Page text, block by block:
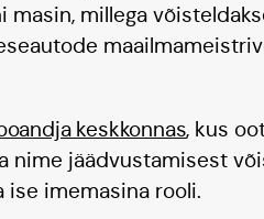
millega
keskkonnas, kus
nime jäädvustamisest
imemasina rooli.